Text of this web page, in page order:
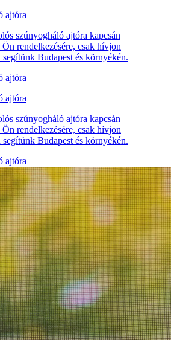
ajtóra
szúnyogháló ajtóra kapcsán
rendelkezésére, csak hívjon
segítünk Budapest és környékén.
ajtóra
ajtóra
szúnyogháló ajtóra kapcsán
rendelkezésére, csak hívjon
segítünk Budapest és környékén.
ajtóra